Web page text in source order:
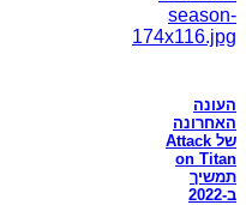
העונה
האחרונה
של Attack
on Titan
תמשיך
ב-2022